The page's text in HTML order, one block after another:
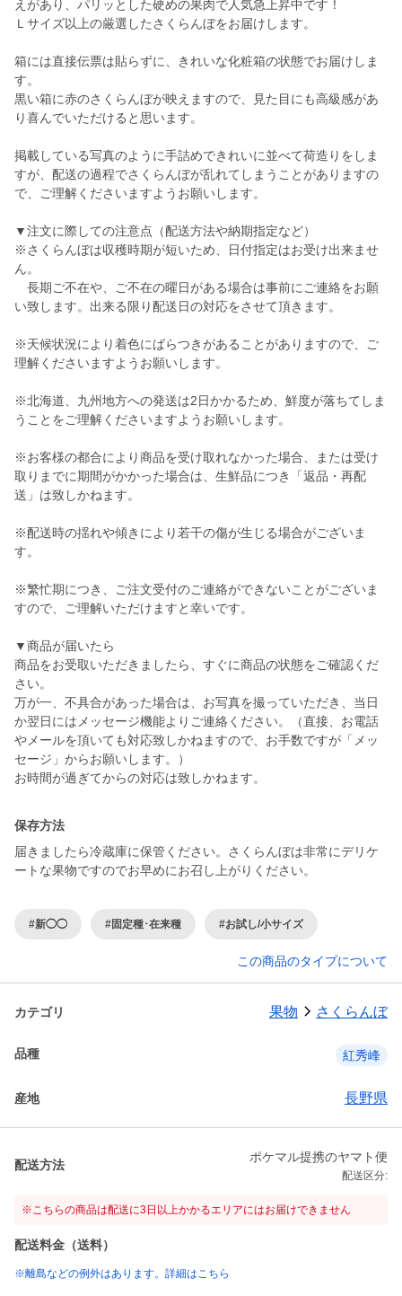
えがあり、パリッとした硬めの果肉で人気急上昇中です！
Ｌサイズ以上の厳選したさくらんぼをお届けします。
箱には直接伝票は貼らずに、きれいな化粧箱の状態でお届けしま
す。
黒い箱に赤のさくらんぼが映えますので、見た目にも高級感があ
り喜んでいただけると思います。
掲載している写真のように手詰めできれいに並べて荷造りをしま
すが、配送の過程でさくらんぼが乱れてしまうことがありますの
で、ご理解くださいますようお願いします。
▼注文に際しての注意点（配送方法や納期指定など）
※さくらんぼは収穫時期が短いため、日付指定はお受け出来ませ
ん。
長期ご不在や、ご不在の曜日がある場合は事前にご連絡をお願
い致します。出来る限り配送日の対応をさせて頂きます。
※天候状況により着色にばらつきがあることがありますので、ご
理解くださいますようお願いします。
※北海道、九州地方への発送は2日かかるため、鮮度が落ちてしま
うことをご理解くださいますようお願いします。
※お客様の都合により商品を受け取れなかった場合、または受け
取りまでに期間がかかった場合は、生鮮品につき「返品・再配
送」は致しかねます。
※配送時の揺れや傾きにより若干の傷が生じる場合がございま
す。
※繁忙期につき、ご注文受付のご連絡ができないことがございま
すので、ご理解いただけますと幸いです。
▼商品が届いたら
商品をお受取いただきましたら、すぐに商品の状態をご確認くだ
さい。
万が一、不具合があった場合は、お写真を撮っていただき、当日
か翌日にはメッセージ機能よりご連絡ください。（直接、お電話
やメールを頂いても対応致しかねますので、お手数ですが「メッ
セージ」からお願いします。）
お時間が過ぎてからの対応は致しかねます。
保存方法
届きましたら冷蔵庫に保管ください。さくらんぼは非常にデリケ
ートな果物ですのでお早めにお召し上がりください。
#新◯◯ #固定種･在来種 #お試し/小サイズ
この商品のタイプについて
カテゴリ 果物 さくらんぼ
品種 紅秀峰
産地 長野県
配送方法
ポケマル提携のヤマト便
配送区分:
※こちらの商品は配送に3日以上かかるエリアにはお届けできません
配送料金（送料）
※離島などの例外はあります。詳細はこちら